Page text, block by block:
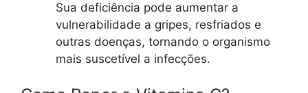
Sua deficiência pode aumentar a
vulnerabilidade a gripes, resfriados e
outras doenças, tornando o organismo
mais suscetível a infecções.